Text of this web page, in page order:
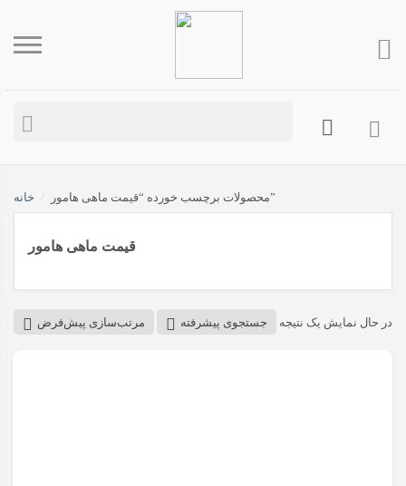
خانه / محصولات برچسب خورده “قیمت ماهی هامور”
قیمت ماهی هامور
در حال نمایش یک نتیجه مرتب‌سازی پیش‌فرض جستجوی پیشرفته